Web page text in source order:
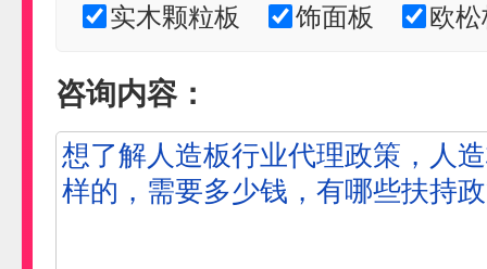
实木颗粒板
饰面板 欧
咨询内容：